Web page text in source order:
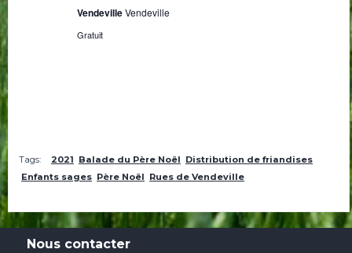
VendevilleVendeville
Gratuit
Tags: 2021 Balade du Père Noël Distribution de friandises
Enfants sages Père Noël Rues de Vendeville
Nous contacter